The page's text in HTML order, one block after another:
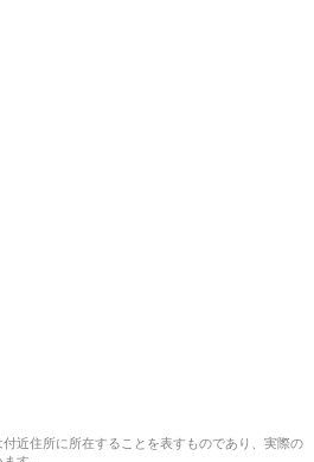
近住所に所在することを表すものであり、実際の